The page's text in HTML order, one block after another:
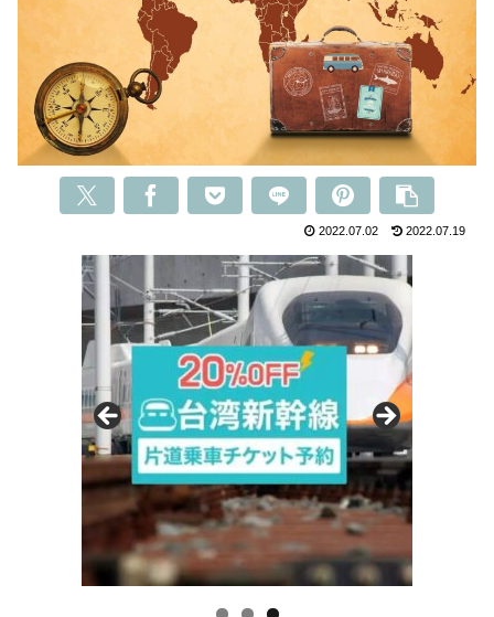
2022.07.02 2022.07.19